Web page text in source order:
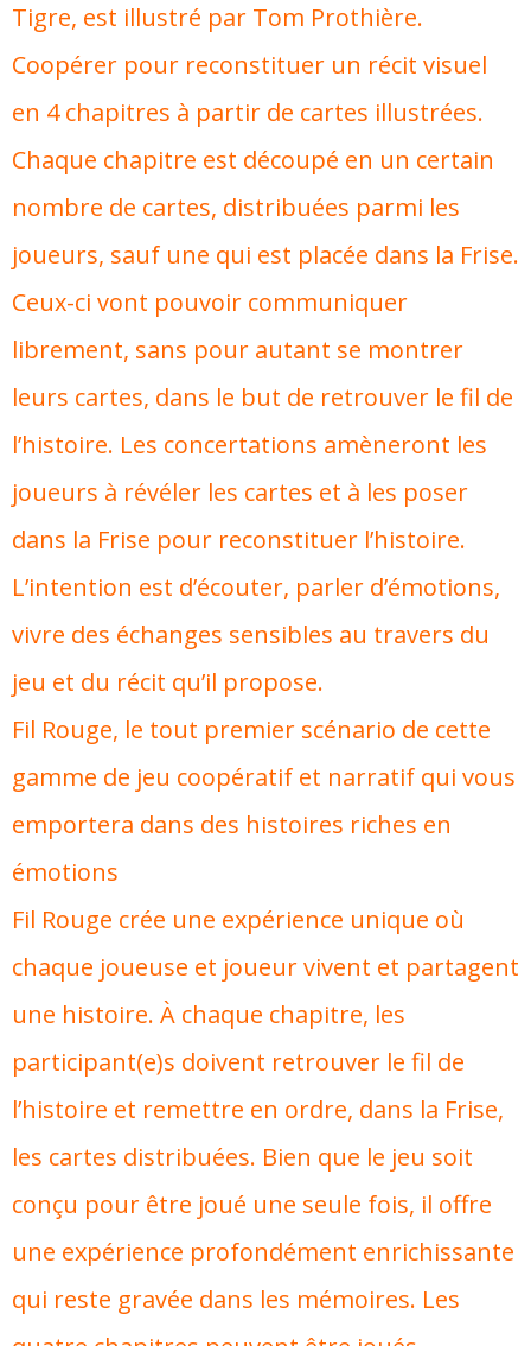
Tigre, est illustré par Tom Prothière.
Coopérer pour reconstituer un récit visuel
en 4 chapitres à partir de cartes illustrées.
Chaque chapitre est découpé en un certain
nombre de cartes, distribuées parmi les
joueurs, sauf une qui est placée dans la Frise.
Ceux-ci vont pouvoir communiquer
librement, sans pour autant se montrer
leurs cartes, dans le but de retrouver le fil de
l’histoire. Les concertations amèneront les
joueurs à révéler les cartes et à les poser
dans la Frise pour reconstituer l’histoire.
L’intention est d’écouter, parler d’émotions,
vivre des échanges sensibles au travers du
jeu et du récit qu’il propose.
Fil Rouge, le tout premier scénario de cette
gamme de jeu coopératif et narratif qui vous
emportera dans des histoires riches en
émotions
Fil Rouge crée une expérience unique où
chaque joueuse et joueur vivent et partagent
une histoire. À chaque chapitre, les
participant(e)s doivent retrouver le fil de
l’histoire et remettre en ordre, dans la Frise,
les cartes distribuées. Bien que le jeu soit
conçu pour être joué une seule fois, il offre
une expérience profondément enrichissante
qui reste gravée dans les mémoires. Les